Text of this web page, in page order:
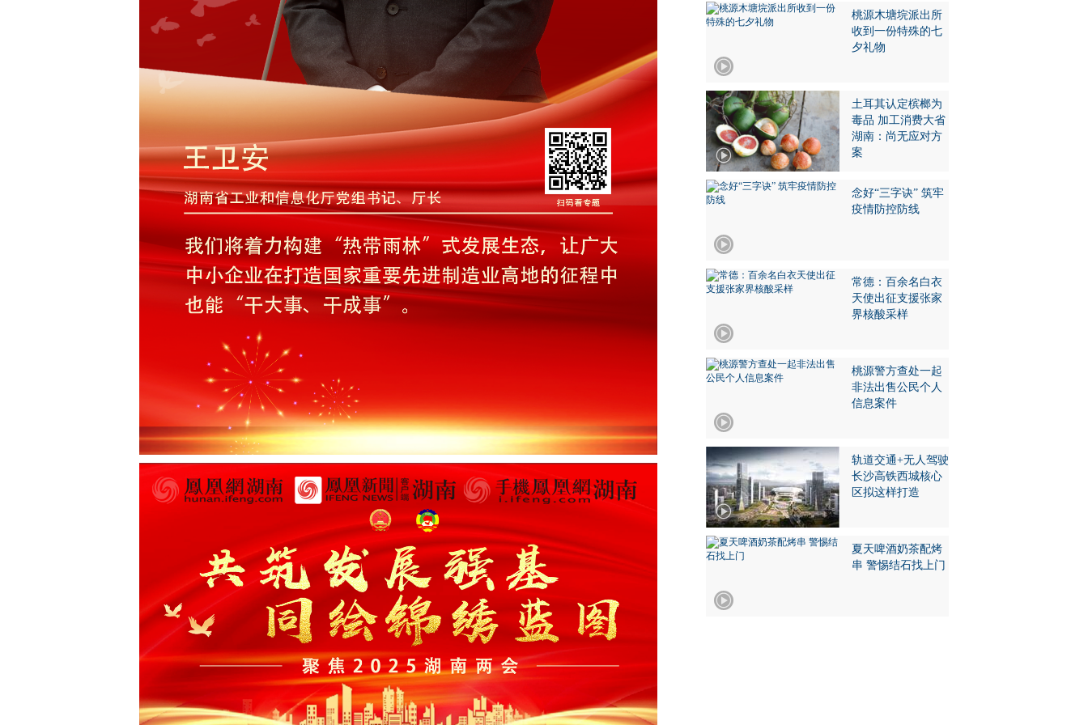
桃源木塘垸派出所
收到一份特殊的七
夕礼物
土耳其认定槟榔为
毒品 加工消费大省
湖南：尚无应对方
案
念好“三字诀” 筑牢
疫情防控防线
常德：百余名白衣
天使出征支援张家
界核酸采样
桃源警方查处一起
非法出售公民个人
信息案件
轨道交通+无人驾驶
长沙高铁西城核心
区拟这样打造
夏天啤酒奶茶配烤
串 警惕结石找上门